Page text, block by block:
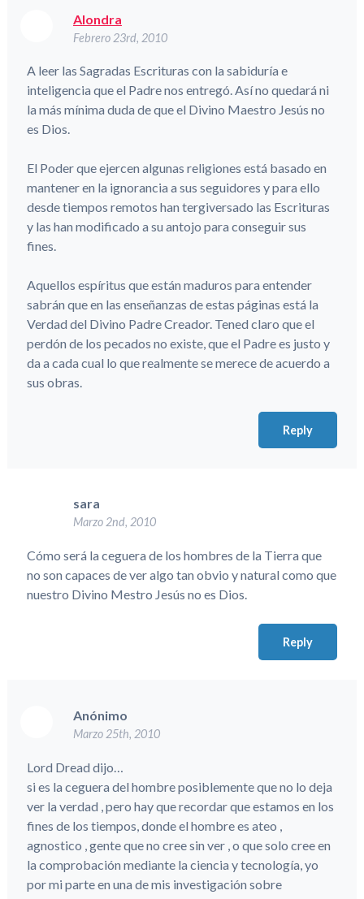
Alondra
Febrero 23rd, 2010
A leer las Sagradas Escrituras con la sabiduría e
inteligencia que el Padre nos entregó. Así no quedará ni
la más mínima duda de que el Divino Maestro Jesús no
es Dios.
El Poder que ejercen algunas religiones está basado en
mantener en la ignorancia a sus seguidores y para ello
desde tiempos remotos han tergiversado las Escrituras
y las han modificado a su antojo para conseguir sus
fines.
Aquellos espíritus que están maduros para entender
sabrán que en las enseñanzas de estas páginas está la
Verdad del Divino Padre Creador. Tened claro que el
perdón de los pecados no existe, que el Padre es justo y
da a cada cual lo que realmente se merece de acuerdo a
sus obras.
Reply
sara
Marzo 2nd, 2010
Cómo será la ceguera de los hombres de la Tierra que
no son capaces de ver algo tan obvio y natural como que
nuestro Divino Mestro Jesús no es Dios.
Reply
Anónimo
Marzo 25th, 2010
Lord Dread dijo…
si es la ceguera del hombre posiblemente que no lo deja
ver la verdad , pero hay que recordar que estamos en los
fines de los tiempos, donde el hombre es ateo ,
agnostico , gente que no cree sin ver , o que solo cree en
la comprobación mediante la ciencia y tecnología, yo
por mi parte en una de mis investigación sobre